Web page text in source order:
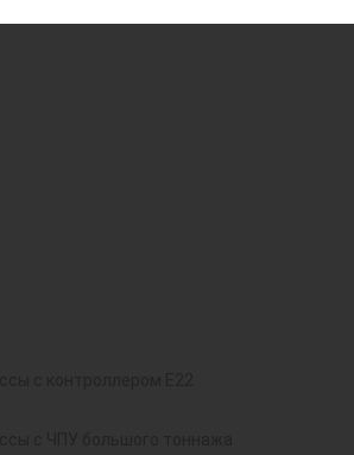
с контроллером E22
с ЧПУ большого тоннажа